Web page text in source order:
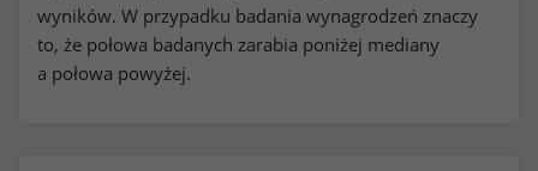
wyników. W przypadku badania wynagrodzeń znaczy
to, że połowa badanych zarabia poniżej mediany
a połowa powyżej.